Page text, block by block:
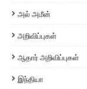
அல் அமீன்
அறிவிப்புகள்
ஆதார் அறிவிப்புகள்
இந்தியா